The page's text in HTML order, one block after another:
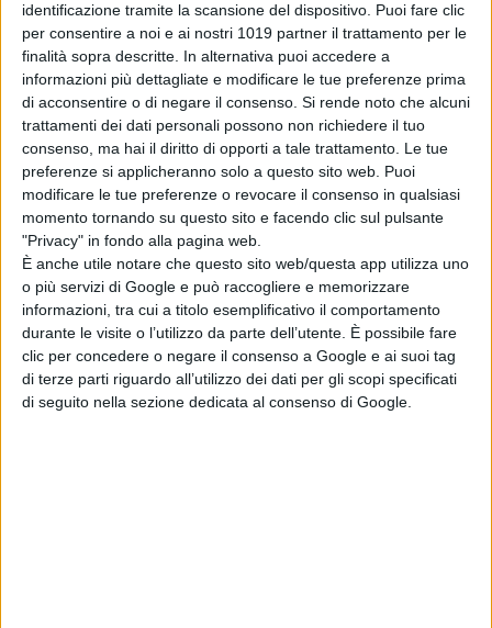
identificazione tramite la scansione del dispositivo. Puoi fare clic
per consentire a noi e ai nostri 1019 partner il trattamento per le
finalità sopra descritte. In alternativa puoi accedere a
informazioni più dettagliate e modificare le tue preferenze prima
di acconsentire o di negare il consenso. Si rende noto che alcuni
trattamenti dei dati personali possono non richiedere il tuo
consenso, ma hai il diritto di opporti a tale trattamento. Le tue
preferenze si applicheranno solo a questo sito web. Puoi
modificare le tue preferenze o revocare il consenso in qualsiasi
momento tornando su questo sito e facendo clic sul pulsante
"Privacy" in fondo alla pagina web.
È anche utile notare che questo sito web/questa app utilizza uno
o più servizi di Google e può raccogliere e memorizzare
informazioni, tra cui a titolo esemplificativo il comportamento
durante le visite o l’utilizzo da parte dell’utente. È possibile fare
clic per concedere o negare il consenso a Google e ai suoi tag
di terze parti riguardo all’utilizzo dei dati per gli scopi specificati
di seguito nella sezione dedicata al consenso di Google.
PubblicatoAgosto 17, 2021 in
Serie e Tv News
daLa Redazione
Tag:
Articoli recenti
Il fumettista
Spugna firma il